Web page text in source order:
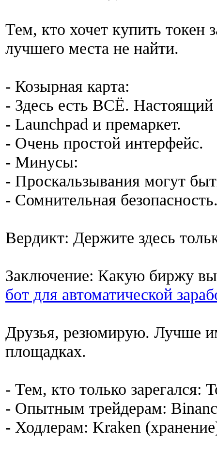
Тем, кто хочет купить токен
лучшего места не найти.
- Козырная карта:
- Здесь есть ВСЁ. Настоящий
- Launchpad и премаркет.
- Очень простой интерфейс.
- Минусы:
- Проскальзывания могут
- Сомнительная
Вердикт: Держите здесь
Заключение: Какую биржу
бот для автоматической
Друзья, резюмирую. Лучше
площадках.
- Тем, кто только зарегался:
- Опытным трейдерам:
- Ходлерам: Kraken